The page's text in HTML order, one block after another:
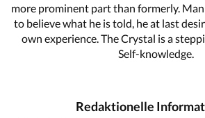
more prominent part than formerly.
to believe what he is told, he at last
own experience. The Crystal is a
Self-knowledge.
Redaktionelle